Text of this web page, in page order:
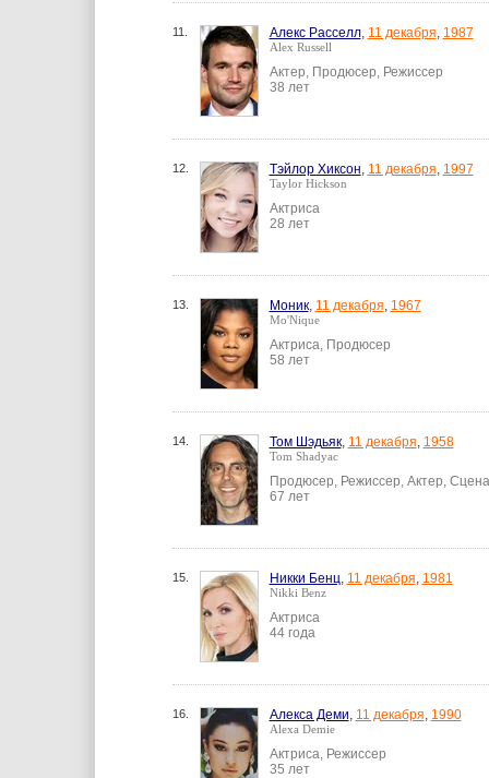
11. Алекс Расселл, 11 декабря, 1987
Alex Russell
Актер, Продюсер, Режиссер
38 лет
12. Тэйлор Хиксон, 11 декабря, 1997
Taylor Hickson
Актриса
28 лет
13. Моник, 11 декабря, 1967
Mo'Nique
Актриса, Продюсер
58 лет
14. Том Шэдьяк, 11 декабря, 1958
Tom Shadyac
Продюсер, Режиссер, Актер,
67 лет
15. Никки Бенц, 11 декабря, 1981
Nikki Benz
Актриса
44 года
16. Алекса Деми, 11 декабря, 1990
Alexa Demie
Актриса, Режиссер
35 лет